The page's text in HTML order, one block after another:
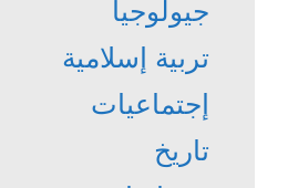
جيولوجيا
تربية إسلامية
إجتماعيات
تاريخ